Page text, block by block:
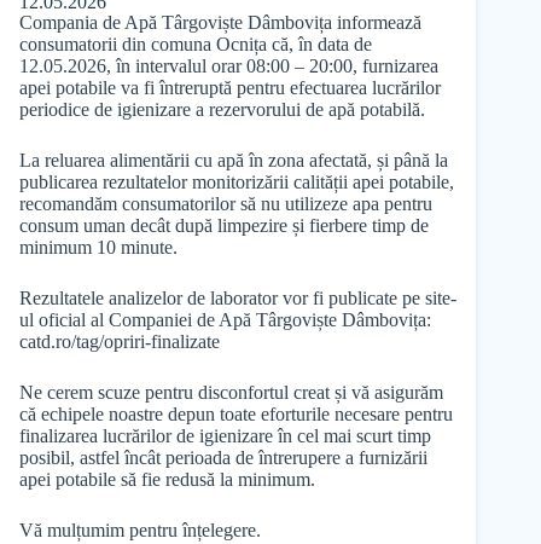
Compania de Apă Târgoviște Dâmbovița informează
consumatorii din comuna Ocnița că, în data de
12.05.2026, în intervalul orar 08:00 – 20:00, furnizarea
apei potabile va fi întreruptă pentru efectuarea lucrărilor
periodice de igienizare a rezervorului de apă potabilă.
La reluarea alimentării cu apă în zona afectată, și până la
publicarea rezultatelor monitorizării calității apei potabile,
recomandăm consumatorilor să nu utilizeze apa pentru
consum uman decât după limpezire și fierbere timp de
minimum 10 minute.
Rezultatele analizelor de laborator vor fi publicate pe site-
ul oficial al Companiei de Apă Târgoviște Dâmbovița:
catd.ro/tag/opriri-finalizate
Ne cerem scuze pentru disconfortul creat și vă asigurăm
că echipele noastre depun toate eforturile necesare pentru
finalizarea lucrărilor de igienizare în cel mai scurt timp
posibil, astfel încât perioada de întrerupere a furnizării
apei potabile să fie redusă la minimum.
Vă mulțumim pentru înțelegere.